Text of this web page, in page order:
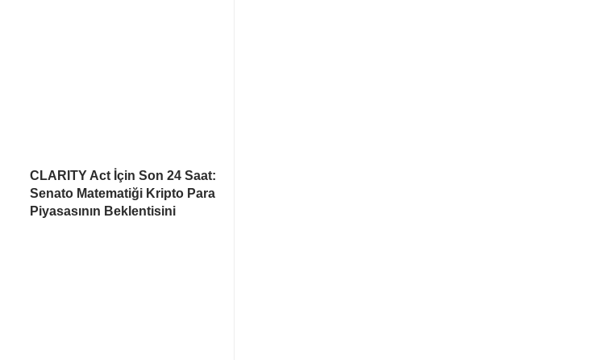
CLARITY Act İçin Son 24 Saat:
Senato Matematiği Kripto Para
Piyasasının Beklentisini